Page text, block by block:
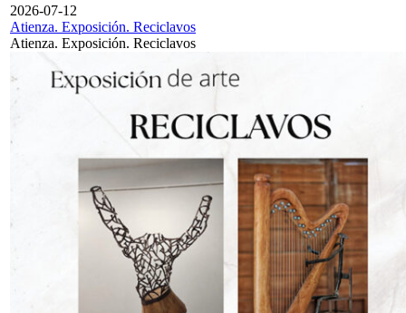
2026-07-12
Atienza. Exposición. Reciclavos
Atienza. Exposición. Reciclavos